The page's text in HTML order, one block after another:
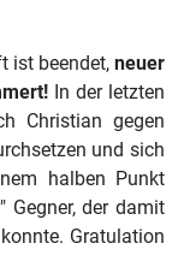
ist beendet, neuer
In der letzten
Christian gegen
und sich
halben Punkt
Gegner, der damit
Gratulation